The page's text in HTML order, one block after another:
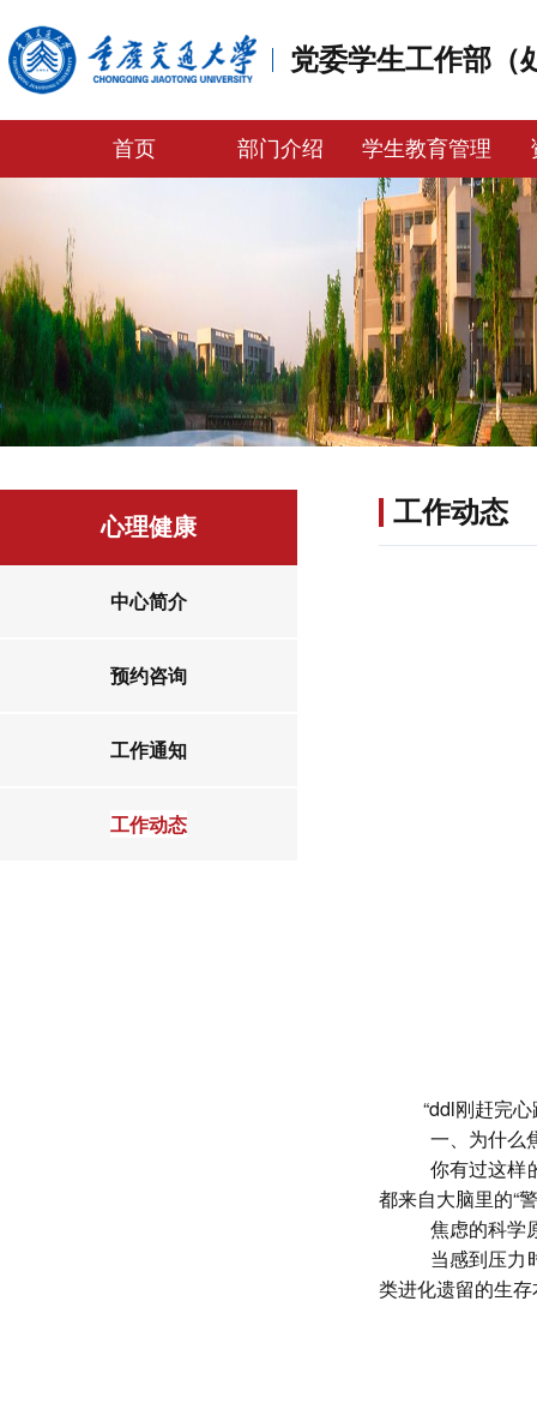
党委学生工作部（
首页 部门介绍 学生教育管理
心理健康
中心简介
预约咨询
工作通知
工作动态
工作动态
“ddl刚赶完
一、为什么
你有过这样
都来自大脑里的“
焦虑的科学
当感到压力
类进化遗留的生